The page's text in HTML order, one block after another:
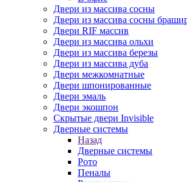
Двери из массива сосны
Двери из массива сосны
Двери RIF массив
Двери из массива ольхи
Двери из массива березы
Двери из массива дуба
Двери межкомнатные
Двери шпонированные
Двери эмаль
Двери экошпон
Скрытые двери Invisible
Дверные системы
Назад
Дверные системы
Рото
Пеналы